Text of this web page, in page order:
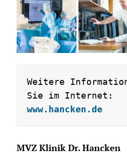
Weitere
www.hancken.de
MVZ Klinik Dr. Hancken